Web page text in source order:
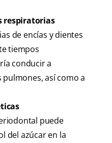
respiratorias
de encías y dientes
tiempos
conducir a
pulmones, así como a
puede
del azúcar en la